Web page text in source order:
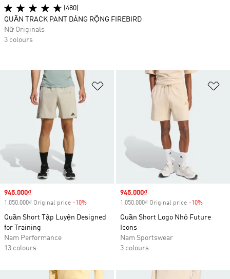
Add to Wishlist
Sale price
945.000₫
1.050.000₫ Original price -10%
Quần Short Tập Luyện Designed
for Training
Nam Performance
13 colours
Sale price
945.000₫
1.050.000₫ Original price -10%
Quần Short Logo Nhỏ Future
Icons
Nam Sportswear
3 colours
(480)
QUẦN TRACK PANT DÁNG RỘNG FIREBIRD
Nữ Originals
3 colours